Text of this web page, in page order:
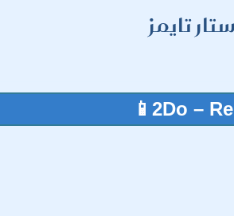
تايمز